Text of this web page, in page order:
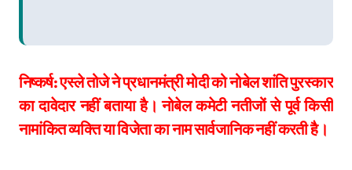
निष्कर्ष: एस्ले तोजे ने प्रधानमंत्री मोदी को नोबेल शांति पुरस्कार
का दावेदार नहीं बताया है। नोबेल कमेटी नतीजों से पूर्व किसी
नामांकित व्यक्ति या विजेता का नाम सार्वजानिक नहीं करती है।